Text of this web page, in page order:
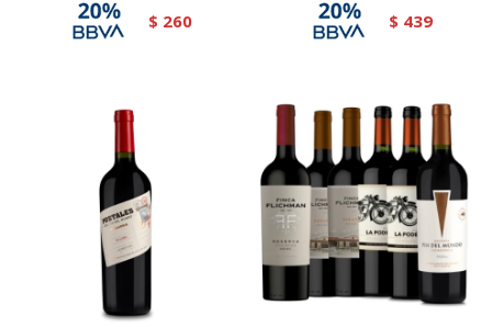
$ 260 $ 439